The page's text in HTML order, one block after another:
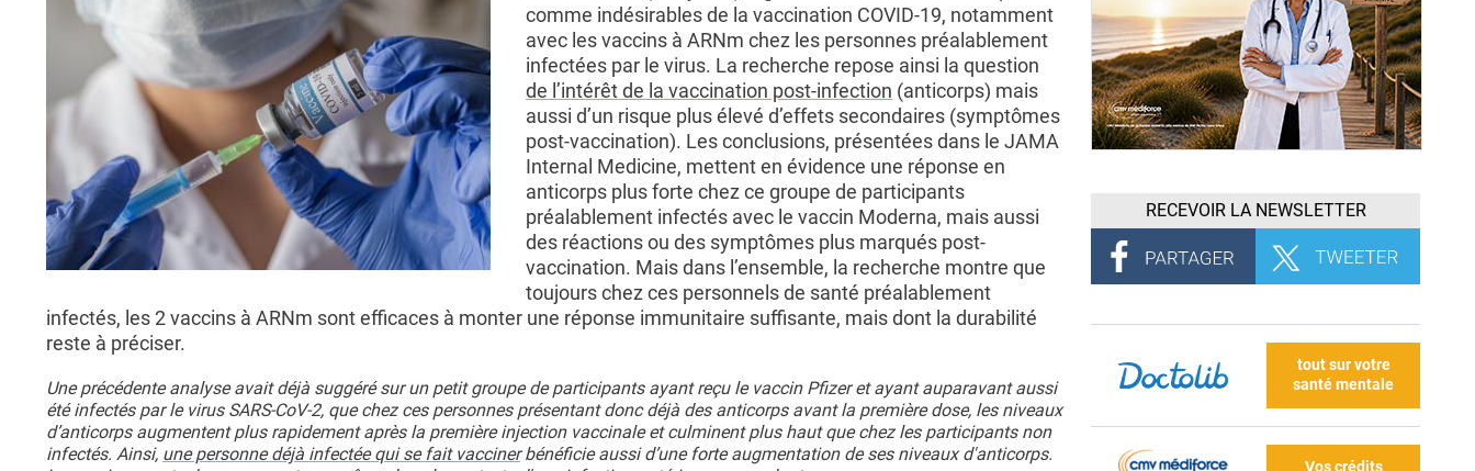
comme indésirables de la vaccination COVID-19, notamment
avec les vaccins à ARNm chez les personnes préalablement
infectées par le virus. La recherche repose ainsi la question
de l’intérêt de la vaccination post-infection (anticorps) mais
aussi d’un risque plus élevé d’effets secondaires (symptômes
post-vaccination). Les conclusions, présentées dans le JAMA
Internal Medicine, mettent en évidence une réponse en
anticorps plus forte chez ce groupe de participants
préalablement infectés avec le vaccin Moderna, mais aussi
des réactions ou des symptômes plus marqués post-
vaccination. Mais dans l’ensemble, la recherche montre que
toujours chez ces personnels de santé préalablement
infectés, les 2 vaccins à ARNm sont efficaces à monter une réponse immunitaire suffisante, mais dont la durabilité
reste à préciser.
Une précédente analyse avait déjà suggéré sur un petit groupe de participants ayant reçu le vaccin Pfizer et ayant auparavant aussi
été infectés par le virus SARS-CoV-2, que chez ces personnes présentant donc déjà des anticorps avant la première dose, les niveaux
d’anticorps augmentent plus rapidement après la première injection vaccinale et culminent plus haut que chez les participants non
infectés. Ainsi, une personne déjà infectée qui se fait vaccinerbénéficie aussi d’une forte augmentation de ses niveaux d'anticorps.
RECEVOIR LA NEWSLETTER
tout sur votre
santé mentale
Vos crédits